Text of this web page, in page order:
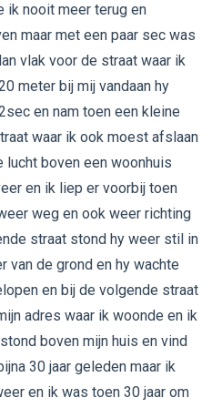
ik nooit meer terug en
maar met een paar sec was
vlak voor de straat waar ik
meter bij mij vandaan hy
en nam toen een kleine
waar ik ook moest afslaan
boven een woonhuis
en ik liep er voorbij toen
weg en ook weer richting
straat stond hy weer stil in
van de grond en hy wachte
en bij de volgende straat
adres waar ik woonde en ik
boven mijn huis en vind
30 jaar geleden maar ik
en ik was toen 30 jaar om